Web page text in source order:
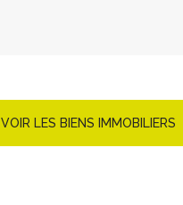
VOIR LES BIENS IMMOBILIERS